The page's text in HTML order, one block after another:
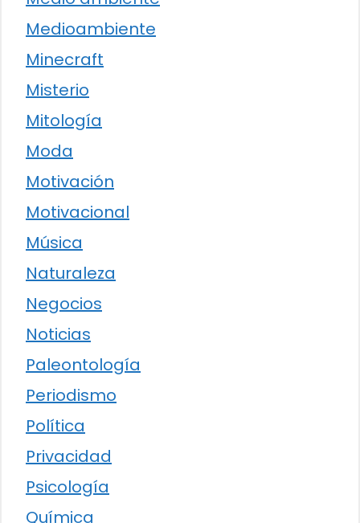
Medioambiente
Minecraft
Misterio
Mitología
Moda
Motivación
Motivacional
Música
Naturaleza
Negocios
Noticias
Paleontología
Periodismo
Política
Privacidad
Psicología
Química